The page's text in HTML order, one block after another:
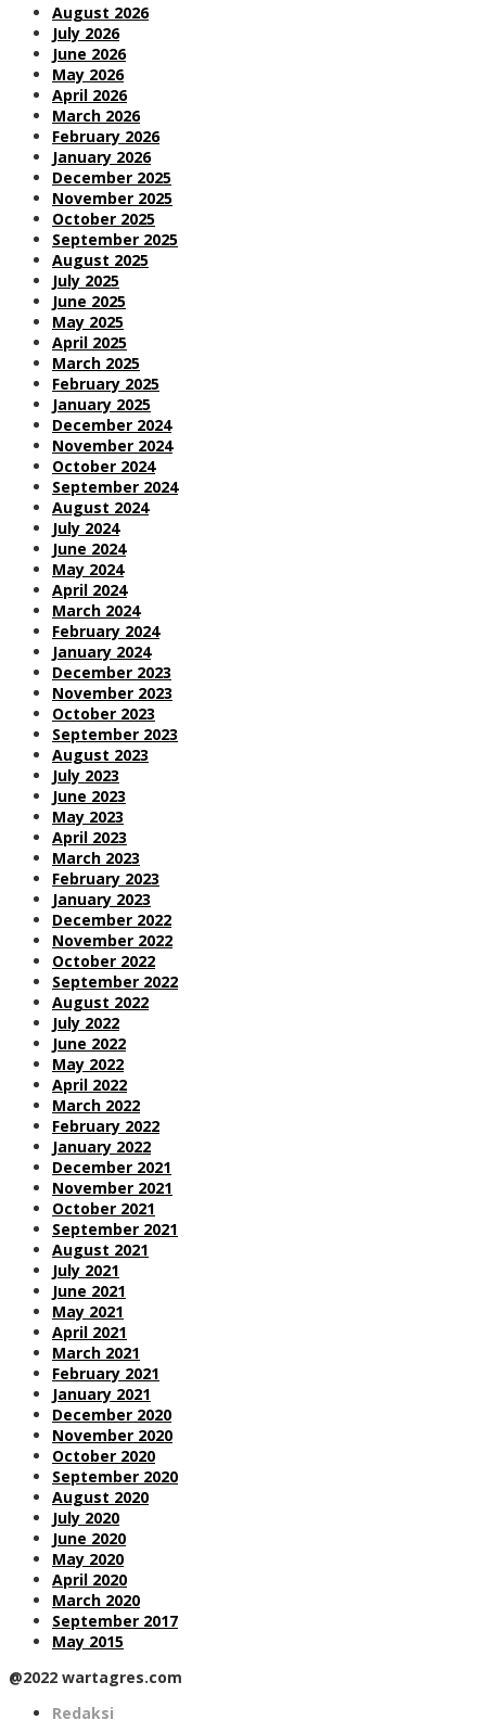
August 2026
July 2026
June 2026
May 2026
April 2026
March 2026
February 2026
January 2026
December 2025
November 2025
October 2025
September 2025
August 2025
July 2025
June 2025
May 2025
April 2025
March 2025
February 2025
January 2025
December 2024
November 2024
October 2024
September 2024
August 2024
July 2024
June 2024
May 2024
April 2024
March 2024
February 2024
January 2024
December 2023
November 2023
October 2023
September 2023
August 2023
July 2023
June 2023
May 2023
April 2023
March 2023
February 2023
January 2023
December 2022
November 2022
October 2022
September 2022
August 2022
July 2022
June 2022
May 2022
April 2022
March 2022
February 2022
January 2022
December 2021
November 2021
October 2021
September 2021
August 2021
July 2021
June 2021
May 2021
April 2021
March 2021
February 2021
January 2021
December 2020
November 2020
October 2020
September 2020
August 2020
July 2020
June 2020
May 2020
April 2020
March 2020
September 2017
May 2015
@2022 wartagres.com
Redaksi